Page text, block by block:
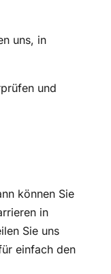
uns, in
und
können Sie
in
Sie uns
einfach den